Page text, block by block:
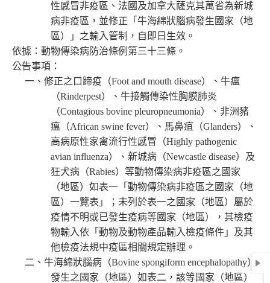
性感冒非疫區、法國及加拿大薩克其萬省為新城
病非疫區，並修正「牛海綿狀腦病發生國家（地
區）」之輸入管制，自即日生效。
依據：動物傳染病防治條例第三十三條。
公告事項：
一、修正之口蹄疫（Foot and mouth disease）、牛瘟
（Rinderpest）、牛接觸傳染性胸膜肺炎
（Contagious bovine pleuropneumonia）、非洲豬
瘟（African swine fever）、馬鼻疽（Glanders）、
高病原性家禽流行性感冒（Highly pathogenic
avian influenza）、新城病（Newcastle disease）及
狂犬病（Rabies）等動物傳染病非疫區之國家
（地區）如表一「動物傳染病非疫區之國家（地
區）一覽表」；未列於表一之國家（地區）屬於
疫情不明或已發生疫病等國家（地區），其檢疫
物輸入依「動物及動物產品輸入檢疫條件」及其
他檢疫法規中疫區相關規定辦理。
二、牛海綿狀腦病（Bovine spongiform encephalopathy）
發生之國家（地區）如表二，該等國家（地區）